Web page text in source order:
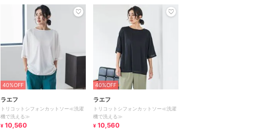
40%OFF
ラエフ
トリコットシフォンカットソー≪洗濯
機で洗える≫
¥ 10,560
40%OFF
ラエフ
トリコットシフォンカットソー≪洗濯
機で洗える≫
¥ 10,560